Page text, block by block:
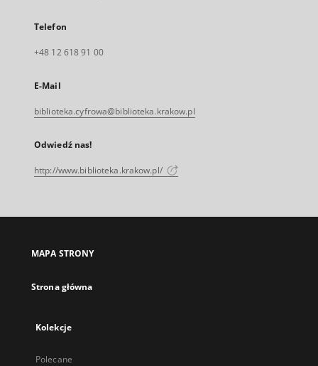
Telefon
+48 12 618 91 00
E-Mail
biblioteka.cyfrowa@biblioteka.krakow.pl
Odwiedź nas!
http://www.biblioteka.krakow.pl/
MAPA STRONY
Strona główna
Kolekcje
Polecane